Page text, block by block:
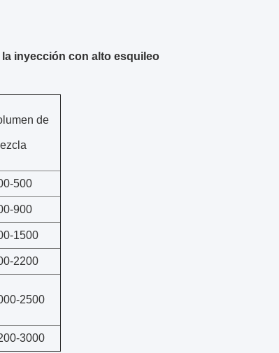
inyección con alto esquileo
de
500
900
1500
2200
2500
3000